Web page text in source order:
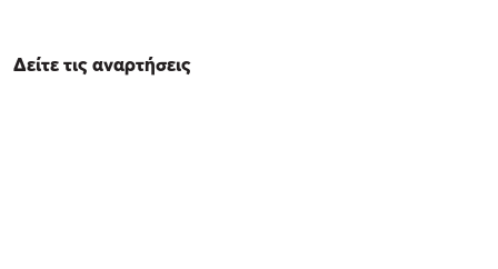
Δείτε τις αναρτήσεις